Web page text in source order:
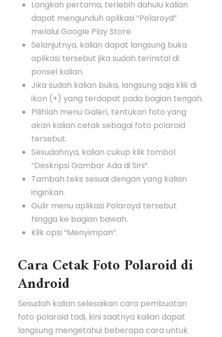
Langkah pertama, terlebih dahulu kalian
dapat mengunduh aplikasi “Polaroyd”
melalui Google Play Store.
Selanjutnya, kalian dapat langsung buka
aplikasi tersebut jika sudah terinstal di
ponsel kalian.
Jika sudah kalian buka, langsung saja klik di
ikon (+) yang terdapat pada bagian tengah.
Pilihlah menu Galeri, tentukan foto yang
akan kalian cetak sebagai foto polaroid
tersebut.
Sesudahnya, kalian cukup klik tombol
“Deskripsi Gambar Ada di Sini”.
Tambah teks sesuai dengan yang kalian
inginkan.
Gulir menu aplikasi Polaroyd tersebut
hingga ke bagian bawah.
Klik opsi “Menyimpan”.
Cara Cetak Foto Polaroid di
Android
Sesudah kalian selesaikan cara pembuatan
foto polaroid tadi, kini saatnya kalian dapat
langsung mengetahui beberapa cara untuk